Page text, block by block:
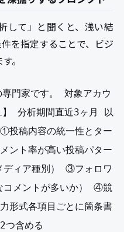
して」と聞くと、浅い結
を指定することで、ビジ
。
専門家です。 対象アカウ
】 分析期間直近3ヶ月 以
投稿内容の統一性とター
ント率が高い投稿パター
ディア種別） ③フォロワ
コメントが多いか） ④競
形式各項目ごとに箇条書
つ含める